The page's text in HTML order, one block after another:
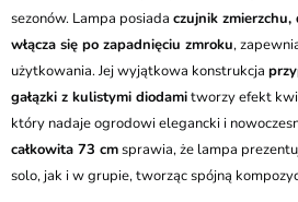
sezonów. Lampa posiada czujnik
włącza się po zapadnięciu zmroku,
użytkowania. Jej wyjątkowa konstrukcja
gałązki z kulistymi diodamitworzy efekt
który nadaje ogrodowi elegancki i
całkowita 73 cmsprawia, że lampa
solo, jak i w grupie, tworząc spójną